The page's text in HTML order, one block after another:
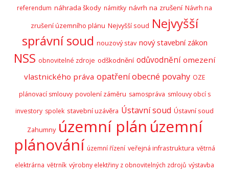
referendum náhrada škody námitky návrh na zrušení Návrh na
zrušení územního plánu Nejvyšší soud Nejvyšší
správní soud nouzový stav nový stavební zákon
NSS obnovitelné zdroje odškodnění odůvodnění omezení
vlastnického práva opatření obecné povahy OZE
plánovací smlouvy povolení záměru samospráva smlouvy obcí s
investory spolek stavební uzávěra Ústavní soud Ústavní soud
Zahumny územní plán územní
plánování územní řízení veřejná infrastruktura větrná
elektrárna větrník výrobny elektřiny z obnovitelných zdrojů výstavba